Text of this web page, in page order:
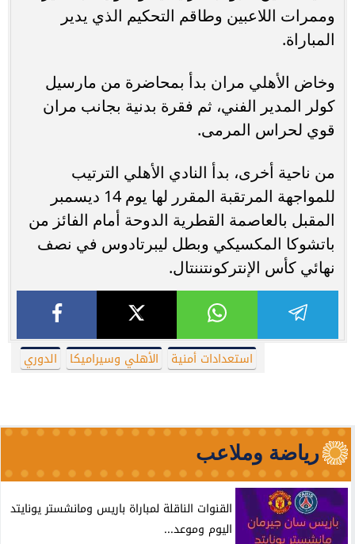
وممرات اللاعبين وطاقم التحكيم الذي يدير
المباراة.
وخاض الأهلي مران بدأ بمحاضرة من مارسيل
كولر المدير الفني، ثم فقرة بدنية بجانب مران
قوي لحراس المرمى.
من ناحية أخرى، بدأ النادي الأهلي الترتيب
للمواجهة المرتقبة المقرر لها يوم 14 ديسمبر
المقبل بالعاصمة القطرية الدوحة أمام الفائز من
باتشوكا المكسيكي وبطل ليبرتادوس في نصف
نهائي كأس الإنتركونتننتال.
استعدادات أمنية الأهلي وسيراميكا الدوري
رياضة وملاعب
القنوات الناقلة لمباراة باريس ومانشستر يونايتد
اليوم وموعد...